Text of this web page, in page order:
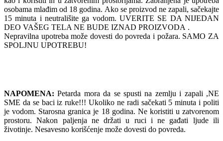
osobama mlađim od 18 godina. Ako se proizvod ne zapali, sačekajte
15 minuta i neutrališite ga vodom. UVERITE SE DA NIJEDAN
DEO VAŠEG TELA NE BUDE IZNAD PROIZVODA .
Nepravilna upotreba može dovesti do povreda i požara. SAMO ZA
SPOLJNU UPOTREBU!
NAPOMENA: Petarda mora da se spusti na zemlju i zapali ,NE
SME da se baci iz ruke!!! Ukoliko ne radi sačekati 5 minuta i politi
je vodom. Starosna granica je 18 godina. Ne koristiti u zatvorenom
prostoru. Nakon paljenja ne držati u ruci i ne gađati ljude ili
životinje. Nesavesno korišćenje može dovesti do povreda.